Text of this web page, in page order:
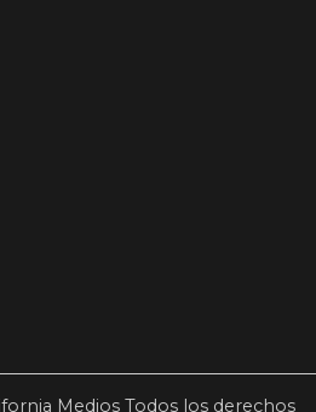
Medios Todos los derechos